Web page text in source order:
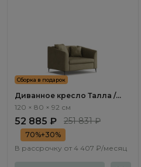
Сборка в подарок
Диванное кресло Талла /
Talla ММ100.12
120 × 80 × 92 см
52 885 ₽ 251 831 ₽
70%+30%
В рассрочку от 4 407 ₽/месяц